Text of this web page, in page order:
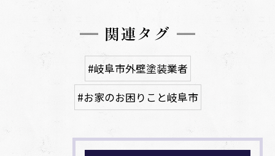
関連タグ
#岐阜市外壁塗装業者
#お家のお困りこと岐阜市